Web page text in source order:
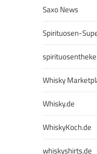
Saxo News
Spirituosen-
Whisky
Whisky.de
WhiskyKoch.de
whiskyshirts.de